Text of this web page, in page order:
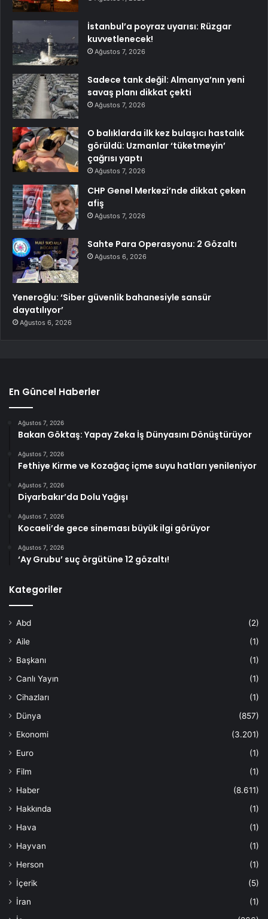
İstanbul’a poyraz uyarısı: Rüzgar
kuvvetlenecek!
Ağustos 7, 2026
Sadece tank değil: Almanya’nın yeni
savaş planı dikkat çekti
Ağustos 7, 2026
O balıklarda ilk kez bulaşıcı hastalık
görüldü: Uzmanlar ‘tüketmeyin’
çağrısı yaptı
Ağustos 7, 2026
CHP Genel Merkezi’nde dikkat çeken
afiş
Ağustos 7, 2026
Sahte Para Operasyonu: 2 Gözaltı
Ağustos 6, 2026
Yeneroğlu: ‘Siber güvenlik bahanesiyle sansür
dayatılıyor’
Ağustos 6, 2026
En Güncel Haberler
Ağustos 7, 2026
Bakan Göktaş: Yapay Zeka İş Dünyasını Dönüştürüyor
Ağustos 7, 2026
Fethiye Kirme ve Kozağaç içme suyu hatları yenileniyor
Ağustos 7, 2026
Diyarbakır’da Dolu Yağışı
Ağustos 7, 2026
Kocaeli’de gece sineması büyük ilgi görüyor
Ağustos 7, 2026
‘Ay Grubu’ suç örgütüne 12 gözaltı!
Kategoriler
Abd
(2)
Aile
(1)
Başkanı
(1)
Canlı Yayın
(1)
Cihazları
(1)
Dünya
(857)
Ekonomi
(3.201)
Euro
(1)
Film
(1)
Haber
(8.611)
Hakkında
(1)
Hava
(1)
Hayvan
(1)
Herson
(1)
İçerik
(5)
İran
(1)